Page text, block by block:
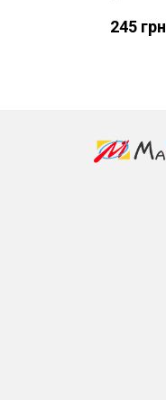
245 грн